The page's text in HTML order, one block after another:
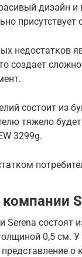
дизайн и
присутствует
недостатков
создает
состоит из
тяжело
3299g.
состоят
0,5 см.